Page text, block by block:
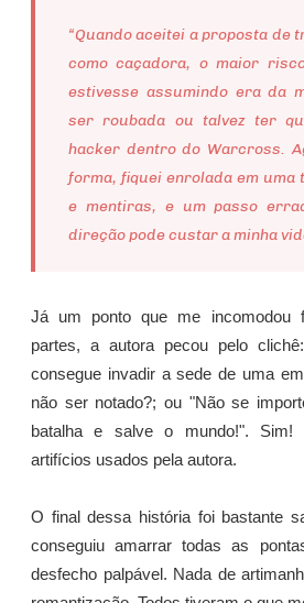
“Quando aceitei a proposta de
como caçadora, o maior
estivesse assumindo era da
ser roubada ou talvez ter
hacker dentro do Warcross.
forma, fiquei enrolada em uma
e mentiras, e um passo
direção pode custar a minha
Já um ponto que me incomodou
partes, a autora pecou pelo
consegue invadir a sede de uma
não ser notado?; ou "Não se
batalha e salve o mundo!". Sim!
artifícios usados pela autora.
O final dessa história foi bastante
conseguiu amarrar todas as
desfecho palpável. Nada de